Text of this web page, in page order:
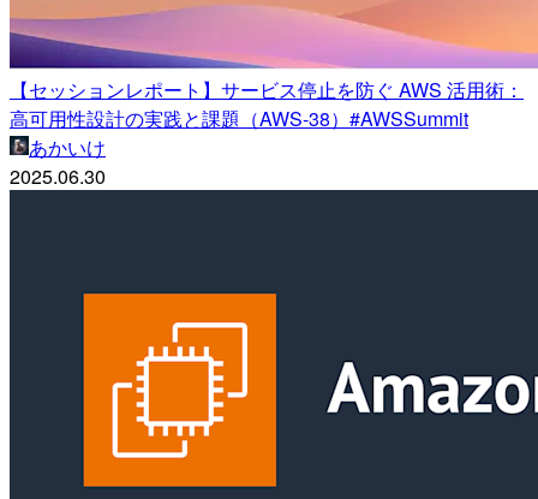
【セッションレポート】サービス停止を防ぐ AWS 活用術：
高可用性設計の実践と課題（AWS-38）#AWSSummit
あかいけ
2025.06.30